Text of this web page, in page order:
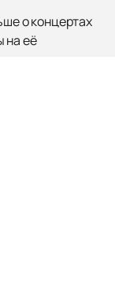
о концертах
на её
настоящего